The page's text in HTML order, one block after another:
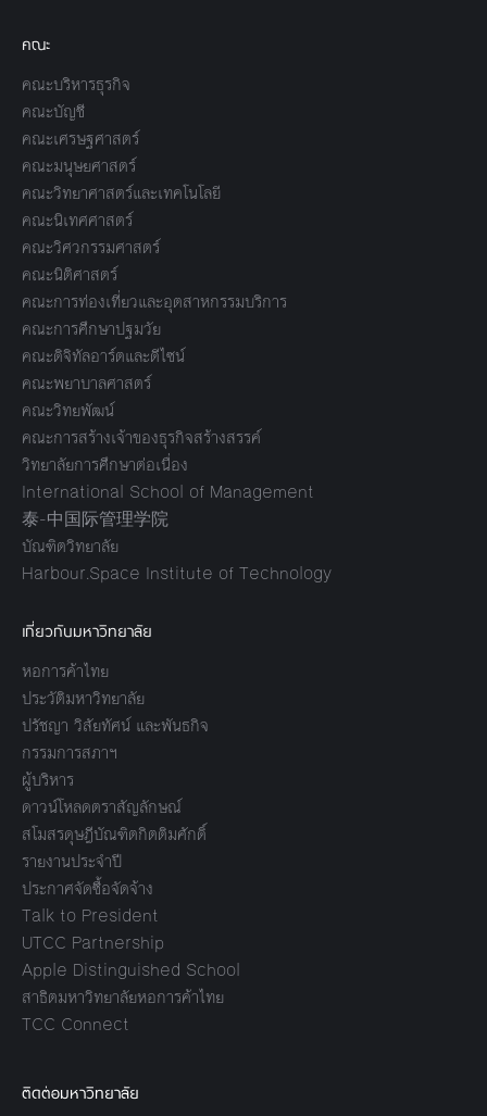
คณะ
คณะบริหารธุรกิจ
คณะบัญชี
คณะเศรษฐศาสตร์
คณะมนุษยศาสตร์
คณะวิทยาศาสตร์และเทคโนโลยี
คณะนิเทศศาสตร์
คณะวิศวกรรมศาสตร์
คณะนิติศาสตร์
คณะการท่องเที่ยวและอุตสาหกรรมบริการ
คณะการศึกษาปฐมวัย
คณะดิจิทัลอาร์ตและดีไซน์
คณะพยาบาลศาสตร์
คณะวิทยพัฒน์
คณะการสร้างเจ้าของธุรกิจสร้างสรรค์
วิทยาลัยการศึกษาต่อเนื่อง
International School of Management
泰-中国际管理学院
บัณฑิตวิทยาลัย
Harbour.Space Institute of Technology
เกี่ยวกับมหาวิทยาลัย
หอการค้าไทย
ประวัติมหาวิทยาลัย
ปรัชญา วิสัยทัศน์ และพันธกิจ
กรรมการสภาฯ
ผู้บริหาร
ดาวน์โหลดตราสัญลักษณ์
สโมสรดุษฎีบัณฑิตกิตติมศักดิ์
รายงานประจำปี
ประกาศจัดซื้อจัดจ้าง
Talk to President
UTCC Partnership
Apple Distinguished School
สาธิตมหาวิทยาลัยหอการค้าไทย
TCC Connect
ติดต่อมหาวิทยาลัย